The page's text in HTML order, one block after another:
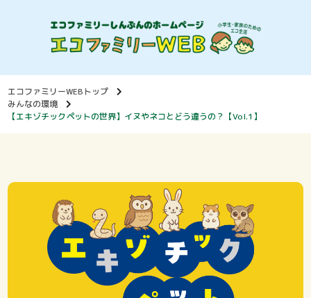
エコファミリーWEBトップ
みんなの環境
【エキゾチックペットの世界】イヌやネコとどう違うの？【Vol.1】